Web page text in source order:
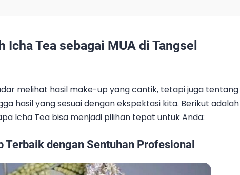
Icha Tea sebagai MUA di Tangsel
melihat hasil make-up yang cantik, tetapi juga tentang
hasil yang sesuai dengan ekspektasi kita. Berikut adalah
Icha Tea bisa menjadi pilihan tepat untuk Anda:
Terbaik dengan Sentuhan Profesional